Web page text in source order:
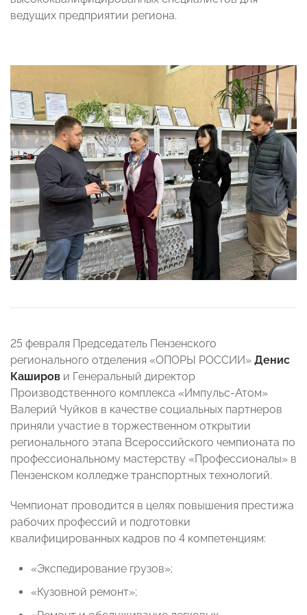
ведущих предприятии региона.
25 февраля Председатель Пензенского
регионального отделения «ОПОРЫ РОССИИ» Денис
Каширов и Генеральный директор
Производственного комплекса «Импульс-Атом»
Валерий Чуйков в качестве социальных партнеров
приняли участие в торжественном открытии
регионального этапа Всероссийского чемпионата по
профессиональному мастерству «Профессионалы» в
Пензенском колледже транспортных технологий.
Чемпионат проводится в целях повышения престижа
рабочих профессий и подготовки
квалифицированных кадров по 4 компетенциям:
«Экспедирование грузов»;
«Кузовной ремонт»;